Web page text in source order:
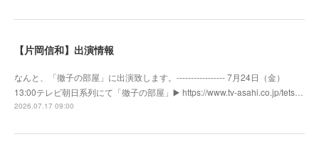
【片岡信和】出演情報
なんと、「徹子の部屋」に出演致します。----------------- 7月24日（金）
13:00テレビ朝日系列にて「徹子の部屋」▶️ https://www.tv-asahi.co.jp/tets…
2026.07.17 09:00